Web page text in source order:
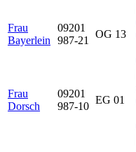
Frau
Bayerlein
09201
987-21
OG 13
Frau
Dorsch
09201
987-10
EG 01